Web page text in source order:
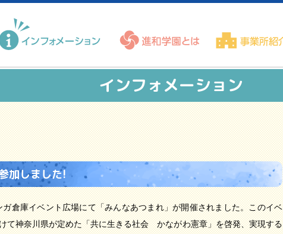
インフォメーション
加しました!
倉庫イベント広場にて「みんなあつまれ」が開催されました。このイベ
て神奈川県が定めた「共に生きる社会 かながわ憲章」を啓発、実現する